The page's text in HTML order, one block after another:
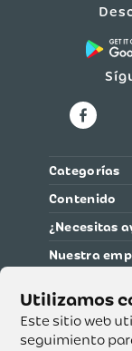
Este sitio web
seguimiento
Categorías
Contenido
¿Necesitas
Nuestra